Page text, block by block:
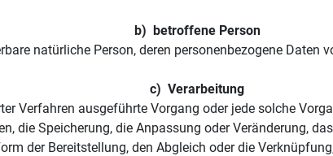
b)  betroffene Person
natürliche Person, deren personenbezogene Daten
c)  Verarbeitung
Verfahren ausgeführte Vorgang oder jede solche
die Speicherung, die Anpassung oder Veränderung,
der Bereitstellung, den Abgleich oder die